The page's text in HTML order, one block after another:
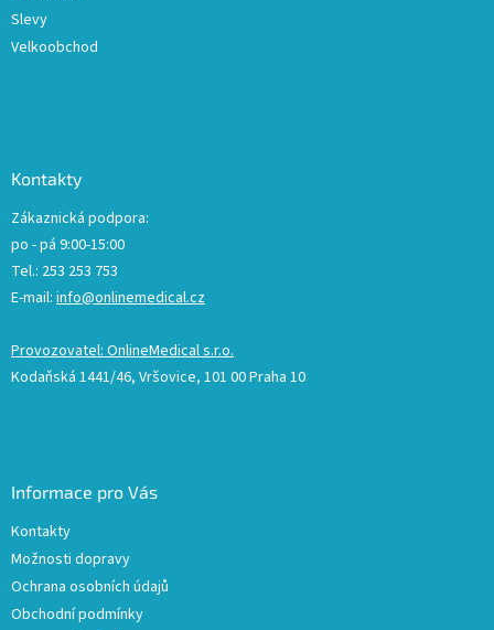
Slevy
Velkoobchod
Kontakty
Zákaznická podpora:
po - pá 9:00-15:00
Tel.: 253 253 753
E-mail: info@onlinemedical.cz
Provozovatel: OnlineMedical s.r.o.
Kodaňská 1441/46, Vršovice, 101 00 Praha 10
Informace pro Vás
Kontakty
Možnosti dopravy
Ochrana osobních údajů
Obchodní podmínky